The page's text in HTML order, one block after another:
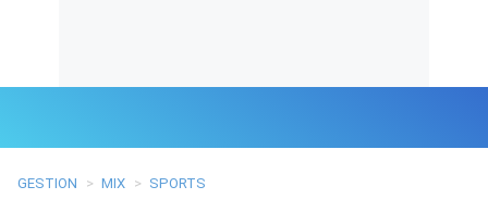
Últimas Noticias
GESTION > MIX > SPORTS